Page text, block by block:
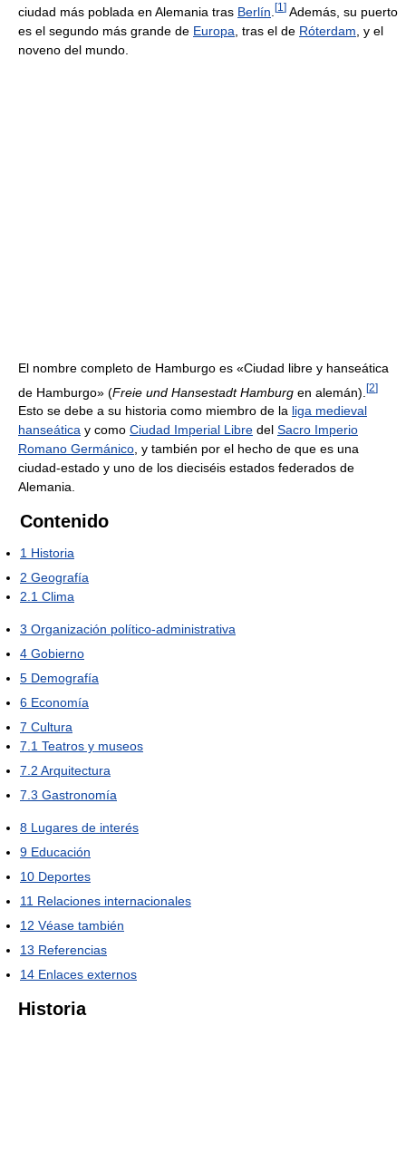
ciudad más poblada en Alemania tras Berlín [1 ] Además, su puerto
es el segundo más grande de Europa , tras el de Róterdam , y el
noveno del mundo.
El nombre completo de Hamburgo es «Ciudad libre y hanseática
de Hamburgo» (Freie und Hansestadt Hamburg en alemán). [2]
Esto se debe a su historia como miembro de la liga medieval
hanseática y como Ciudad Imperial Libre del Sacro Imperio
Romano Germánico, y también por el hecho de que es una
ciudad-estado y uno de los dieciséis estados federados de
Alemania.
Contenido
1 Historia
2 Geografía
2.1 Clima
3 Organización político-administrativa
4 Gobierno
5 Demografía
6 Economía
7 Cultura
7.1 Teatros y museos
7.2 Arquitectura
7.3 Gastronomía
8 Lugares de interés
9 Educación
10 Deportes
11 Relaciones internacionales
12 Véase también
13 Referencias
14 Enlaces externos
Historia